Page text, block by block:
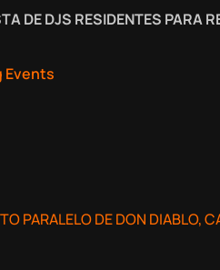
DE DJS RESIDENTES PARA
Events
PARALELO DE DON DIABLO,